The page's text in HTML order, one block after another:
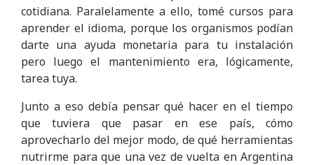
cotidiana. Paralelamente a ello, tomé cursos para
aprender el idioma, porque los organismos podían
darte una ayuda monetaria para tu instalación
pero luego el mantenimiento era, lógicamente,
tarea tuya.
Junto a eso debía pensar qué hacer en el tiempo
que tuviera que pasar en ese país, cómo
aprovecharlo del mejor modo, de qué herramientas
nutrirme para que una vez de vuelta en Argentina